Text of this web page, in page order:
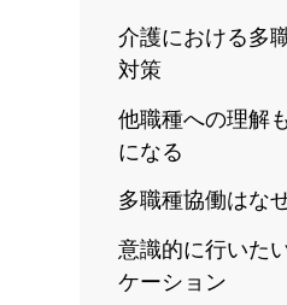
介護における多
対策
他職種への理解
になる
多職種協働はな
意識的に行いた
ケーション